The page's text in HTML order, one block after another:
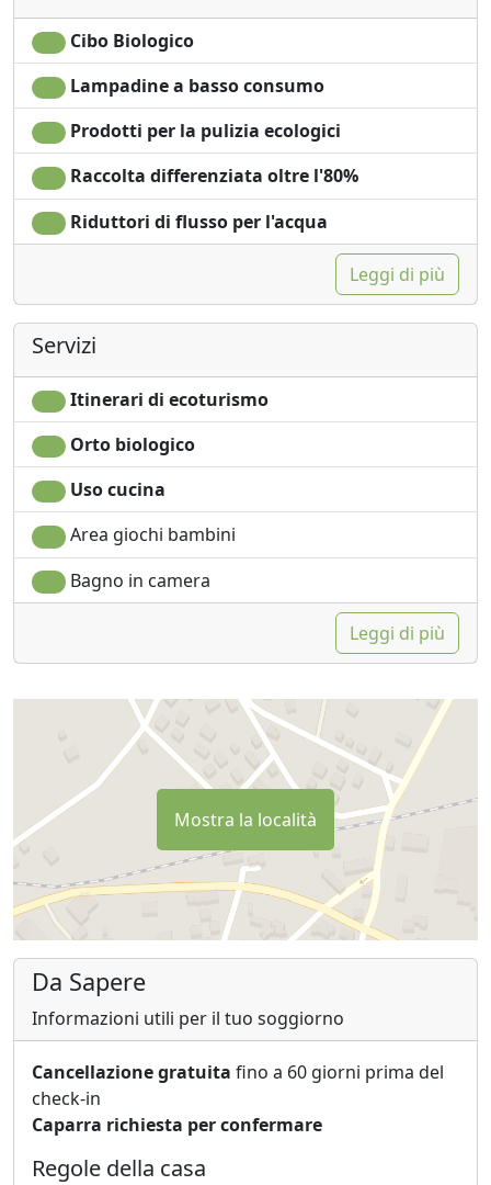
Asciugamani
Lenzuola
Armadio o
Guardaroba
Divano
Divano letto
Tavolo da pranzo
Seggiolone
Utensili da cucina
Lavatrice
Vista Montagna
Vista giardino
Piscina privata
Ingresso
indipendente
Microonde
Cibo Biologico
Lampadine a basso consumo
Prodotti per la pulizia ecologici
Raccolta differenziata oltre l'80%
Riduttori di flusso per l'acqua
Leggi di più
Servizi
Itinerari di ecoturismo
Orto biologico
Uso cucina
Area giochi bambini
Bagno in camera
Leggi di più
Mostra la località
Da Sapere
Informazioni utili per il tuo soggiorno
Cancellazione gratuita fino a 60 giorni prima del
check-in
Caparra richiesta per confermare
Regole della casa